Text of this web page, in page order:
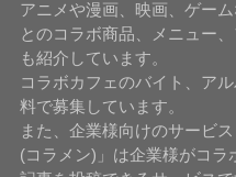
アニメや漫画、映画、ゲー
とのコラボ商品、メニュー
も紹介しています。
コラボカフェのバイト、ア
料で募集しています。
また、企業様向けのサービ
(コラメン)」は企業様がコ